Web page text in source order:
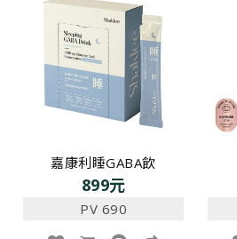
嘉康利睡GABA飲
899元
PV 690